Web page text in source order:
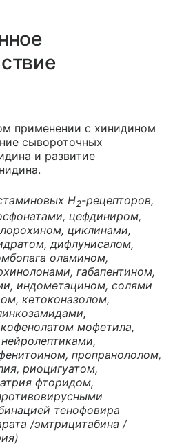
применении с хинидином
сывороточных
и развитие
H2-рецепторов,
цефдиниром,
циклинами,
дифлунисалом,
оламином,
габапентином,
индометацином, солями
кетоконазолом,
мофетила,
пропранололом,
риоцигуатом,
фторидом,
тенофовира
/эмтрицитабина /